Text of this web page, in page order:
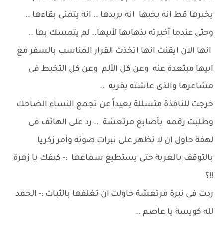
يخبرها قط انه يحبها انه يريدها .. انه يتمنى بقاءها ..
وحتى عندما أخبرته بذهابها لأبيها.. لم يتمسك بها ..
انها الان ايقنت انها اتخذت القرار المناسب بالسفر مع
ابيها مبتعدة عنه وعن كل الألم وعن كل التخبط فى
مشاعرها والذى عاشته بقربه ..
خرجت للنافذة متسللة بعيداً عن تجمع النساء الضاحك
وطلبت رقمه بأصابع مرتعشة .. رد على الهاتف فى
لهفة حاول ان لا تظهر على نبرات صوته وأمر زكريا
بالتوقف بالعربة حتى يستطيع سماعها :- كيفك يا زهرة
!!؟
ردت فى نبرة مرتعشة حاولت ان تغلفها بالثبات :- الحمد
لله كويسة يا عاصم ..